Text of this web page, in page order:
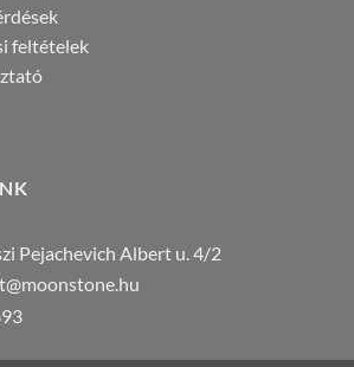
feltételek
Pejachevich Albert u. 4/2